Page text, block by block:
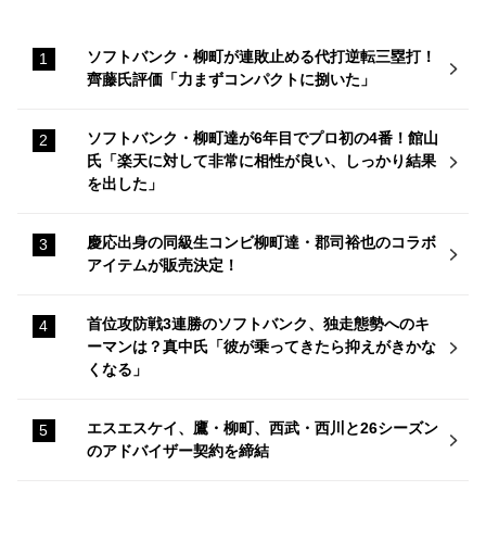
ソフトバンク・柳町が連敗止める代打逆転三塁打！
齊藤氏評価「力まずコンパクトに捌いた」
ソフトバンク・柳町達が6年目でプロ初の4番！館山
氏「楽天に対して非常に相性が良い、しっかり結果
を出した」
慶応出身の同級生コンビ柳町達・郡司裕也のコラボ
アイテムが販売決定！
首位攻防戦3連勝のソフトバンク、独走態勢へのキ
ーマンは？真中氏「彼が乗ってきたら抑えがきかな
くなる」
エスエスケイ、鷹・柳町、西武・西川と26シーズン
のアドバイザー契約を締結